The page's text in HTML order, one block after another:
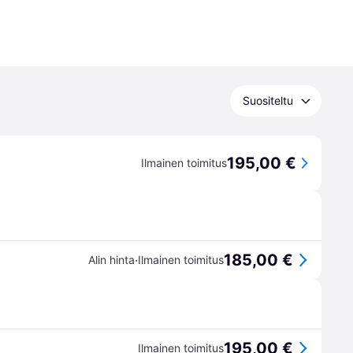
Suositeltu
Ilmainen toimitus195,00 €
Alin hinta·Ilmainen toimitus185,00 €
Ilmainen toimitus195,00 €